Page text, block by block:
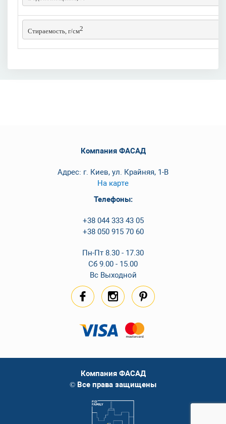
Стираемость, г/см2
Компания ФАСАД
Адрес: г. Киев, ул. Крайняя, 1-В
На карте
Телефоны:
+38 044 333 43 05
+38 050 915 70 60
Пн-Пт 8.30 - 17.30
Сб 9.00 - 15.00
Вс Выходной
Компания ФАСАД
© Все права защищены